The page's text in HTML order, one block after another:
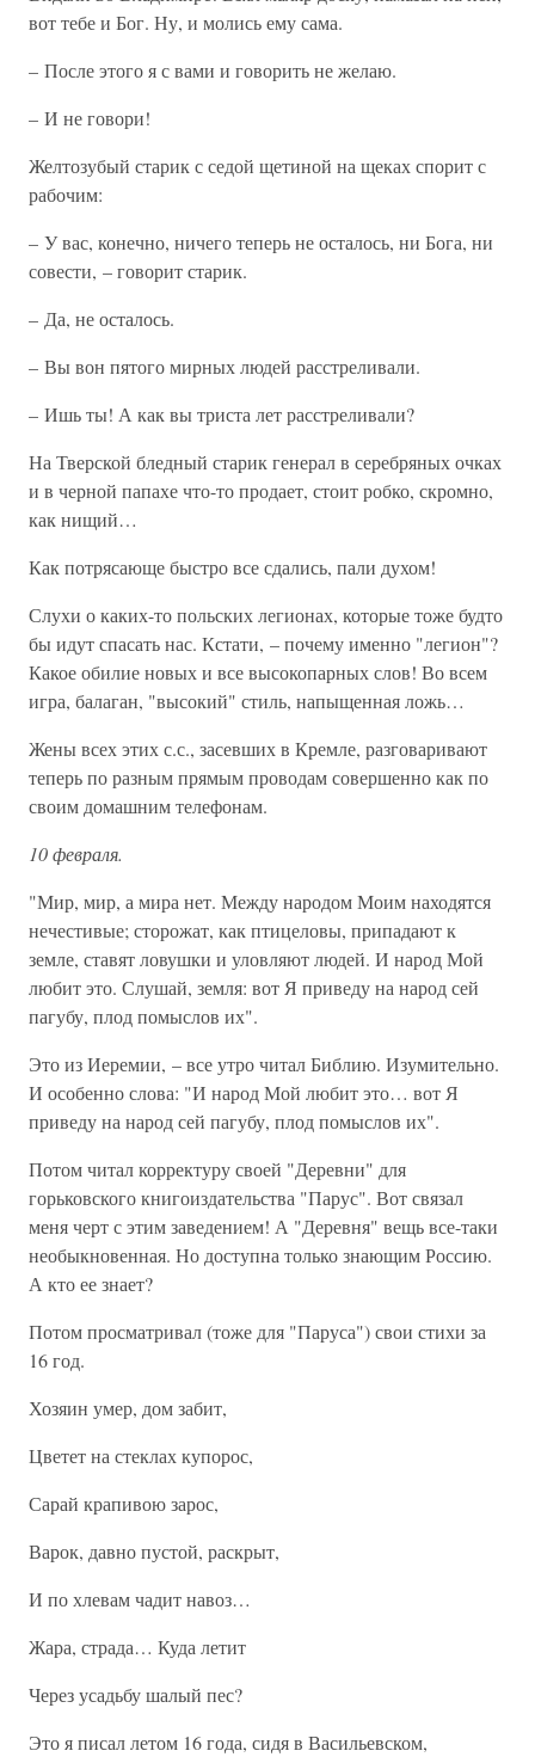
вот тебе и Бог. Ну, и молись ему сама.
– После этого я с вами и говорить не желаю.
– И не говори!
Желтозубый старик с седой щетиной на щеках спорит с
рабочим:
– У вас, конечно, ничего теперь не осталось, ни Бога, ни
совести, – говорит старик.
– Да, не осталось.
– Вы вон пятого мирных людей расстреливали.
– Ишь ты! А как вы триста лет расстреливали?
На Тверской бледный старик генерал в серебряных очках
и в черной папахе что-то продает, стоит робко, скромно,
как нищий…
Как потрясающе быстро все сдались, пали духом!
Слухи о каких-то польских легионах, которые тоже будто
бы идут спасать нас. Кстати, – почему именно "легион"?
Какое обилие новых и все высокопарных слов! Во всем
игра, балаган, "высокий" стиль, напыщенная ложь…
Жены всех этих с.с., засевших в Кремле, разговаривают
теперь по разным прямым проводам совершенно как по
своим домашним телефонам.
10 февраля.
"Мир, мир, а мира нет. Между народом Моим находятся
нечестивые; сторожат, как птицеловы, припадают к
земле, ставят ловушки и уловляют людей. И народ Мой
любит это. Слушай, земля: вот Я приведу на народ сей
пагубу, плод помыслов их".
Это из Иеремии, – все утро читал Библию. Изумительно.
И особенно слова: "И народ Мой любит это… вот Я
приведу на народ сей пагубу, плод помыслов их".
Потом читал корректуру своей "Деревни" для
горьковского книгоиздательства "Парус". Вот связал
меня черт с этим заведением! А "Деревня" вещь все-таки
необыкновенная. Но доступна только знающим Россию.
А кто ее знает?
Потом просматривал (тоже для "Паруса") свои стихи за
16 год.
Хозяин умер, дом забит,
Цветет на стеклах купорос,
Сарай крапивою зарос,
Варок, давно пустой, раскрыт,
И по хлевам чадит навоз…
Жара, страда… Куда летит
Через усадьбу шалый пес?
Это я писал летом 16 года, сидя в Васильевском,